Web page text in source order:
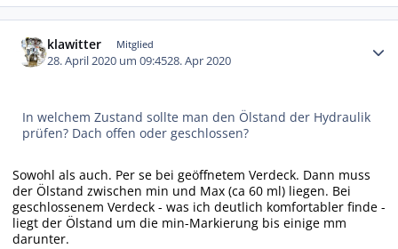
klawitter Mitglied
28. April 2020 um 09:4528. Apr 2020
In welchem Zustand sollte man den Ölstand der Hydraulik
prüfen? Dach offen oder geschlossen?
Sowohl als auch. Per se bei geöffnetem Verdeck. Dann muss
der Ölstand zwischen min und Max (ca 60 ml) liegen. Bei
geschlossenem Verdeck - was ich deutlich komfortabler finde -
liegt der Ölstand um die min-Markierung bis einige mm
darunter.